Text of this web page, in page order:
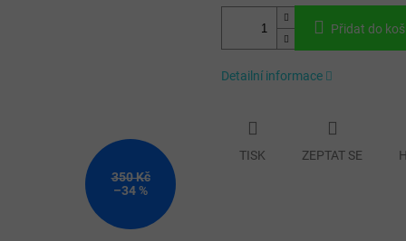
350 Kč
–34 %
Přidat do
Detailní informace
TISK ZEPTAT SE